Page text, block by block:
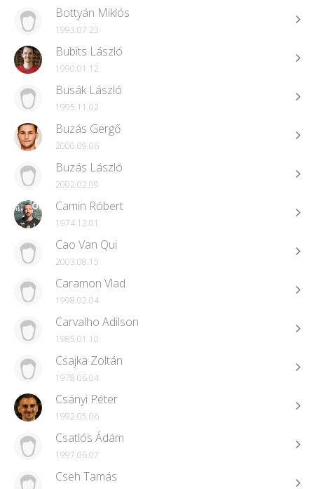
Bottyán Miklós
1993.07.23
Bubits László
1990.01.12
Busák László
1995.11.02
Buzás Gergő
2000.09.06
Buzás László
2002.02.09
Camin Róbert
1974.12.01
Cao Van Qui
2003.08.15
Caramon Vlad
1998.02.04
Carvalho Adilson
1985.01.10
Csajka Zoltán
1978.06.04
Csányi Péter
1992.05.06
Csatlós Ádám
1997.06.07
Cseh Tamás